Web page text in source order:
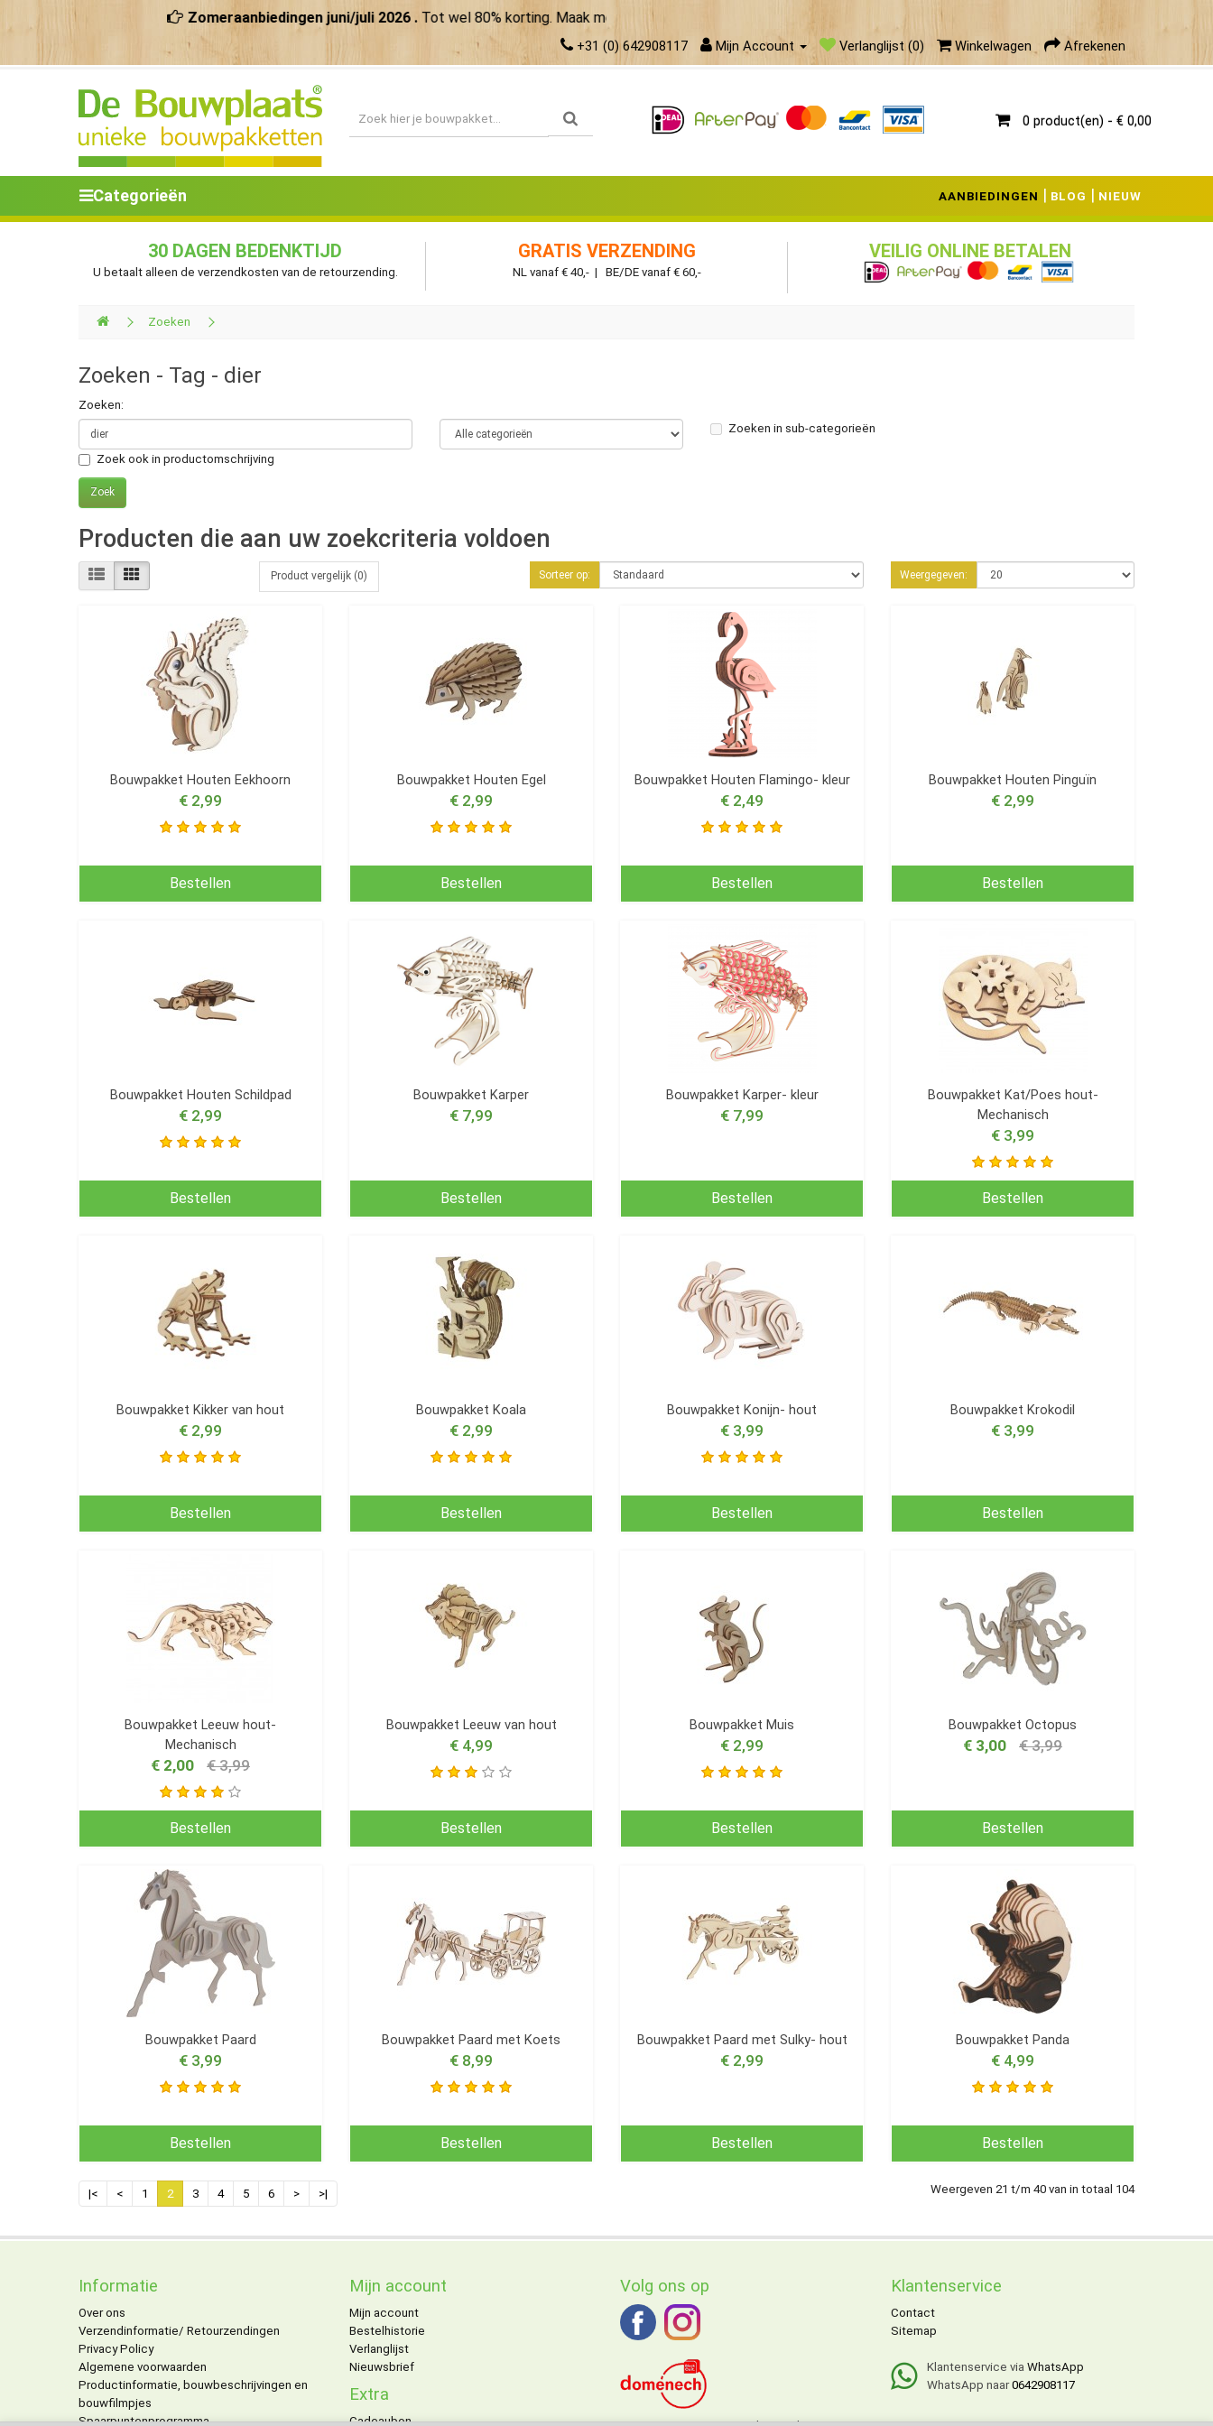
Zomeraanbiedingen juni/juli 2026 .Tot wel 80% korting. Maak meer van je zomer!
+31 (0) 642908117 Mijn Account Verlanglijst (0) Winkelwagen Afrekenen
0 product(en) - € 0,00
Categorieën AANBIEDINGEN | BLOG | NIEUW
30 DAGEN BEDENKTIJD
U betaalt alleen de verzendkosten van de retourzending.
GRATIS VERZENDING
NL vanaf € 40,- | BE/DE vanaf € 60,-
VEILIG ONLINE BETALEN
Zoeken
Zoeken - Tag - dier
Zoeken:
Zoeken in sub-categorieën
Zoek ook in productomschrijving
Producten die aan uw zoekcriteria voldoen
Product vergelijk (0) Sorteer op: Weergegeven:
Bouwpakket Houten Eekhoorn
€ 2,99
Bestellen
Bouwpakket Houten Egel
€ 2,99
Bestellen
Bouwpakket Houten Flamingo- kleur
€ 2,49
Bestellen
Bouwpakket Houten Pinguïn
€ 2,99
Bestellen
Bouwpakket Houten Schildpad
€ 2,99
Bestellen
Bouwpakket Karper
€ 7,99
Bestellen
Bouwpakket Karper- kleur
€ 7,99
Bestellen
Bouwpakket Kat/Poes hout-
Mechanisch
€ 3,99
Bestellen
Bouwpakket Kikker van hout
€ 2,99
Bestellen
Bouwpakket Koala
€ 2,99
Bestellen
Bouwpakket Konijn- hout
€ 3,99
Bestellen
Bouwpakket Krokodil
€ 3,99
Bestellen
Bouwpakket Leeuw hout-
Mechanisch
€ 2,00 € 3,99
Bestellen
Bouwpakket Leeuw van hout
€ 4,99
Bestellen
Bouwpakket Muis
€ 2,99
Bestellen
Bouwpakket Octopus
€ 3,00 € 3,99
Bestellen
Bouwpakket Paard
€ 3,99
Bestellen
Bouwpakket Paard met Koets
€ 8,99
Bestellen
Bouwpakket Paard met Sulky- hout
€ 2,99
Bestellen
Bouwpakket Panda
€ 4,99
Bestellen
|< < 1 2 3 4 5 6 > >| Weergeven 21 t/m 40 van in totaal 104
Informatie
Over ons
Verzendinformatie/ Retourzendingen
Privacy Policy
Algemene voorwaarden
Productinformatie, bouwbeschrijvingen en
bouwfilmpjes
Spaarpuntenprogramma
Mijn account
Mijn account
Bestelhistorie
Verlanglijst
Nieuwsbrief
Extra
Cadeaubon
Volg ons op Klantenservice
Contact
Sitemap
Klantenservice via WhatsApp
WhatsApp naar0642908117